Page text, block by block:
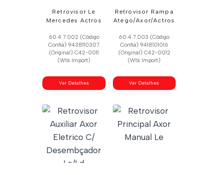
Retrovisor Le
Mercedes Actros
60.4.7.002 (Código
Confia) 9438110307
(Original) C42-0011
(Wtk Import)
Ver Detalhes
Retrovisor Rampa
Atego/Axor/Actros
60.4.7.003 (Código
Confia) 9418101016
(Original) C42-0012
(Wtk Import)
Ver Detalhes